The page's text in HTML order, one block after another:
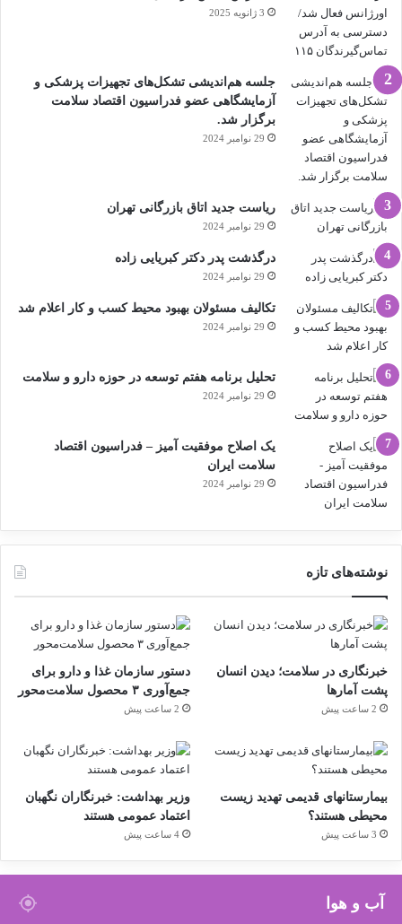
3 ژانویه 2025
جلسه هم‌اندیشی تشکل‌های تجهیزات پزشکی و
آزمایشگاهی عضو فدراسیون اقتصاد سلامت
برگزار شد.
29 نوامبر 2024
ریاست جدید اتاق بازرگانی تهران
29 نوامبر 2024
درگذشت پدر دکتر کبریایی زاده
29 نوامبر 2024
تکالیف مسئولان بهبود محیط کسب و کار اعلام شد
29 نوامبر 2024
تحلیل برنامه هفتم توسعه در حوزه دارو و سلامت
29 نوامبر 2024
یک اصلاح موفقیت آمیز – فدراسیون اقتصاد
سلامت ایران
29 نوامبر 2024
نوشته‌های تازه
خبرنگاری در سلامت؛ دیدن انسان
پشت آمارها
2 ساعت پیش
دستور سازمان غذا و دارو برای
جمع‌آوری ۳ محصول سلامت‌محور
2 ساعت پیش
بیمارستانهای قدیمی تهدید زیست
محیطی هستند؟
3 ساعت پیش
وزیر بهداشت: خبرنگاران نگهبان
اعتماد عمومی هستند
4 ساعت پیش
آب و هوا